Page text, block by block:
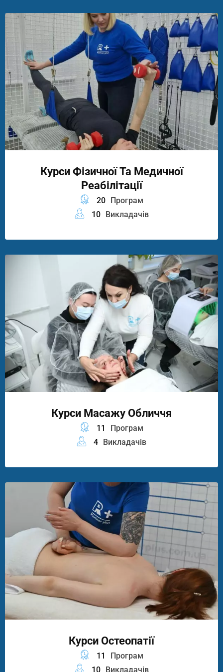
Курси Фізичної Та Медичної
Реабілітації
20 Програм
10
Викладачів
Курси Масажу Обличчя
11
Програм
4
Викладачів
Курси Остеопатії
11
Програм
10
Викладачів